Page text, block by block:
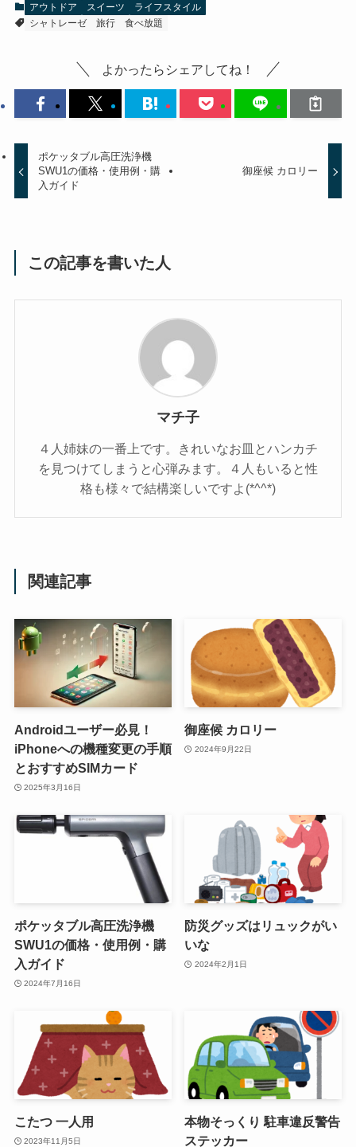
アウトドア スイーツ
ライフスタイル
シャトレーゼ
旅行 食べ放題
よかったらシェアしてね！
ポケッタブル高圧洗浄機
SWU1の価格・使用例・購
入ガイド
御座候 カロリー
この記事を書いた人
マチ子
４人姉妹の一番上です。きれいなお皿とハンカチ
を見つけてしまうと心弾みます。４人もいると性
格も様々で結構楽しいですよ(*^^*)
関連記事
Androidユーザー必見！
iPhoneへの機種変更の手順
とおすすめSIMカード
2025年3月16日
御座候 カロリー
2024年9月22日
ポケッタブル高圧洗浄機
SWU1の価格・使用例・購
入ガイド
2024年7月16日
防災グッズはリュックがい
いな
2024年2月1日
こたつ 一人用
2023年11月5日
本物そっくり 駐車違反警告
ステッカー